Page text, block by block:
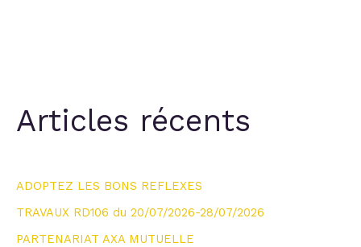
Articles récents
ADOPTEZ LES BONS REFLEXES
TRAVAUX RD106 du 20/07/2026-28/07/2026
PARTENARIAT AXA MUTUELLE